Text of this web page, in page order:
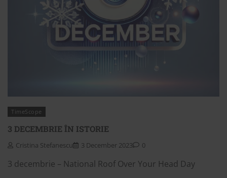
TimeScope
3 DECEMBRIE ÎN ISTORIE
Cristina Stefanescu 3 December 2023 0
3 decembrie – National Roof Over Your Head Day